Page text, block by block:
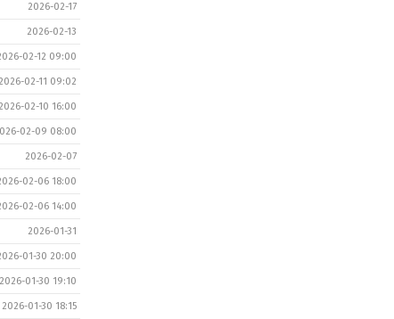
2026-02-17
2026-02-13
02-12 09:00
2026-02-11 09:02
2026-02-10 16:00
02-09 08:00
2026-02-07
02-06 18:00
02-06 14:00
2026-01-31
01-30 20:00
2026-01-30 19:10
2026-01-30 18:15